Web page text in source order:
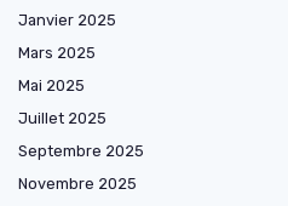
Janvier 2025
Mars 2025
Mai 2025
Juillet 2025
Septembre 2025
Novembre 2025